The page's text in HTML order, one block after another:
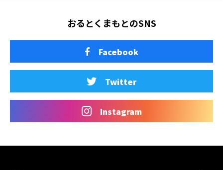
おるとくまもとのSNS
Facebook
Twitter
Instagram